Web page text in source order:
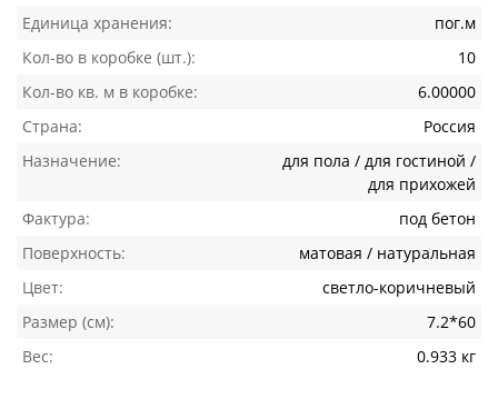
Единица хранения:
пог.м
Кол-во в коробке (шт.):
10
Кол-во кв. м в коробке:
6.00000
Страна:
Россия
Назначение:
для пола / для гостиной /
для прихожей
Фактура:
под бетон
Поверхность:
матовая / натуральная
Цвет:
светло-коричневый
Размер (см):
7.2*60
Вес:
0.933 кг